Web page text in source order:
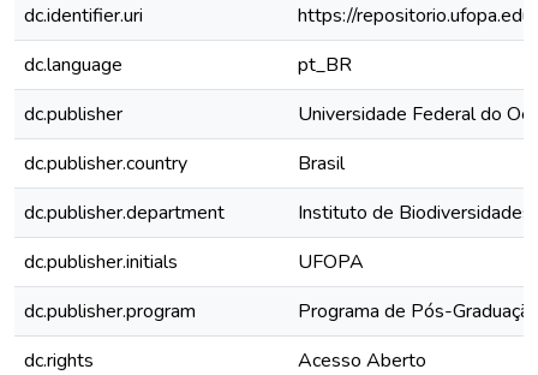
dc.identifier.uri
https://
dc.language
pt_BR
dc.publisher
Universidade Federal do
dc.publisher.country
Brasil
dc.publisher.department
Instituto de
dc.publisher.initials
UFOPA
dc.publisher.program
Programa de Pós-
dc.rights
Acesso Aberto